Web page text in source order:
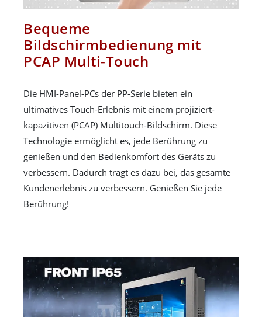
Bequeme
Bildschirmbedienung mit
PCAP Multi-Touch
Die HMI-Panel-PCs der PP-Serie bieten ein
ultimatives Touch-Erlebnis mit einem projiziert-
kapazitiven (PCAP) Multitouch-Bildschirm. Diese
Technologie ermöglicht es, jede Berührung zu
genießen und den Bedienkomfort des Geräts zu
verbessern. Dadurch trägt es dazu bei, das gesamte
Kundenerlebnis zu verbessern. Genießen Sie jede
Berührung!